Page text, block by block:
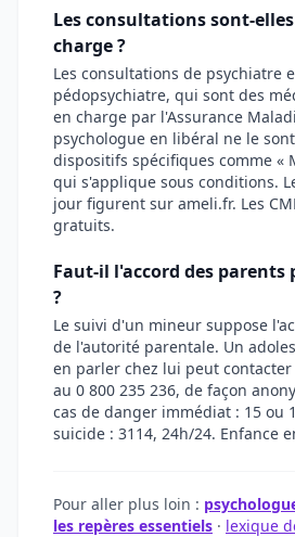
Les consultations sont-
charge ?
Les consultations de psychiatre
pédopsychiatre, qui sont des
en charge par l'Assurance
psychologue en libéral ne le
dispositifs spécifiques comme «
qui s'applique sous conditions.
jour figurent sur ameli.fr. Les
gratuits.
Faut-il l'accord des
?
Le suivi d'un mineur suppose
de l'autorité parentale. Un
en parler chez lui peut contacter
au 0 800 235 236, de façon
cas de danger immédiat : 15 ou
suicide : 3114, 24h/24. Enfance
Pour aller plus loin :
les repères essentiels · lexique